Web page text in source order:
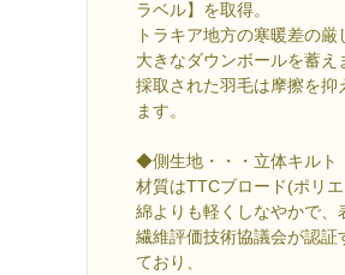
ラベル】を取得。
トラキア地方の寒暖差の
大きなダウンボールを蓄え
採取された羽毛は摩擦を
ます。
◆側生地・・・立体キルト
材質はTTCブロード(ポリ
綿よりも軽くしなやかで、
繊維評価技術協議会が認証
ており、